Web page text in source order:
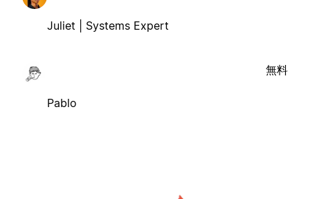
Juliet | Systems Expert
Pablo
無料